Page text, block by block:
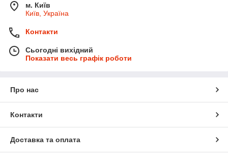
м. Київ
Київ, Україна
Контакти
Сьогодні вихідний
Показати весь графік роботи
Про нас
Контакти
Доставка та оплата